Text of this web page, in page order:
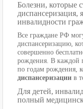
Болезни, которые
диспансеризация,
инвалидности
Все граждане РФ
диспансеризацию,
совершенно
рождения. В каждой
по годам рождения,
диспансеризации в
Для детей,
полный